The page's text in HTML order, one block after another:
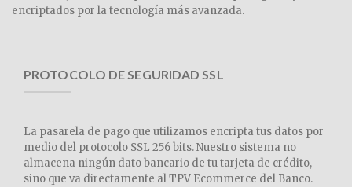
encriptados por la tecnología más avanzada.
PROTOCOLO DE SEGURIDAD SSL
La pasarela de pago que utilizamos encripta tus datos por
medio del protocolo SSL 256 bits. Nuestro sistema no
almacena ningún dato bancario de tu tarjeta de crédito,
sino que va directamente al TPV Ecommerce del Banco.